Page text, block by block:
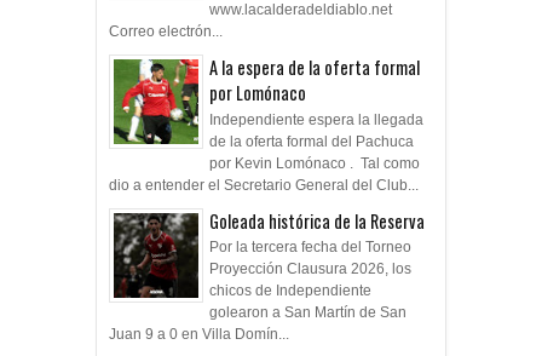
www.lacalderadeldiablo.net
Correo electrón...
A la espera de la oferta formal
por Lomónaco
Independiente espera la llegada
de la oferta formal del Pachuca
por Kevin Lomónaco . Tal como
dio a entender el Secretario General del Club...
Goleada histórica de la Reserva
Por la tercera fecha del Torneo
Proyección Clausura 2026, los
chicos de Independiente
golearon a San Martín de San
Juan 9 a 0 en Villa Domín...